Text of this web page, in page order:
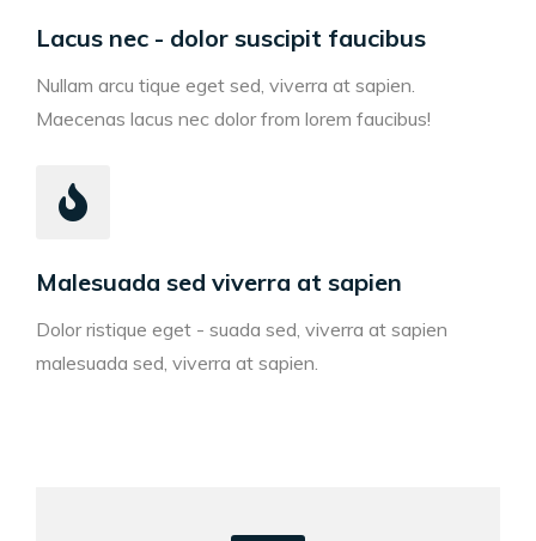
Lacus nec - dolor suscipit faucibus
Nullam arcu tique eget sed, viverra at sapien.
Maecenas lacus nec dolor from lorem faucibus!
Malesuada sed viverra at sapien
Dolor ristique eget - suada sed, viverra at sapien
malesuada sed, viverra at sapien.